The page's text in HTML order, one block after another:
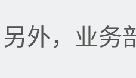
外，业务